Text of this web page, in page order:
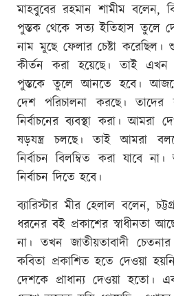
মাহবুবের রহমান শামীম বলেন,
পুস্তক থেকে সত্য ইতিহাস তুলে
নাম মুছে ফেলার চেষ্টা
কীর্তন করা হয়েছে। তাই এখন
পুস্তকে তুলে আনতে হবে। আজকে
দেশ পরিচালনা করছে।
নির্বাচনের ব্যবস্থা করা। আমরা
ষড়যন্ত্র চলছে। তাই আমরা
নির্বাচন বিলম্বিত করা যাবে
নির্বাচন দিতে হবে।
ব্যারিস্টার মীর হেলাল বলেন,
ধরনের বই প্রকাশের স্বাধীনতা
না। তখন জাতীয়তাবাদী
কবিতা প্রকাশিত হতে দেওয়া
দেশকে প্রাধান্য দেওয়া হতো।